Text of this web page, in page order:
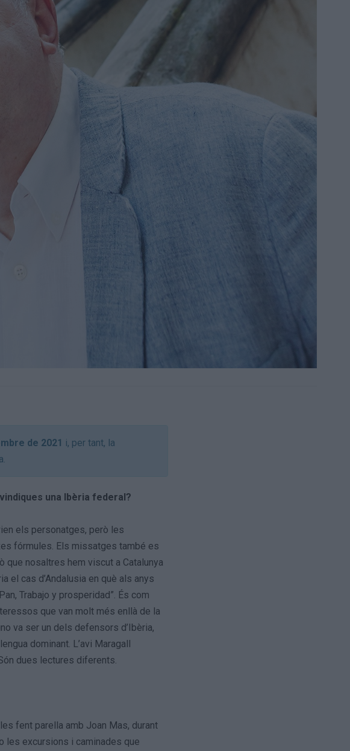
de 2021 i, per tant, la
una Ibèria federal?
els personatges, però les
fórmules. Els missatges també es
que nosaltres hem viscut a Catalunya
el cas d’Andalusia en què als anys
Trabajo y prosperidad”. És com
que van molt més enllà de la
va ser un dels defensors d’Ibèria,
dominant. L’avi Maragall
dues lectures diferents.
fent parella amb Joan Mas, durant
les excursions i caminades que